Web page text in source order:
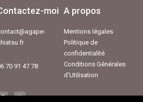
moi
70 91 47 78
c
u
A propos
Mentions légales
Politique de
confidentialité
Conditions Générales
d'Utilisation